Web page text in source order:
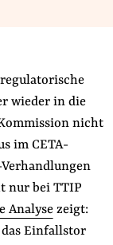
Feed
wieder in die
nicht
im CETA-
nur bei TTIP
Analysezeigt:
das Einfallstor